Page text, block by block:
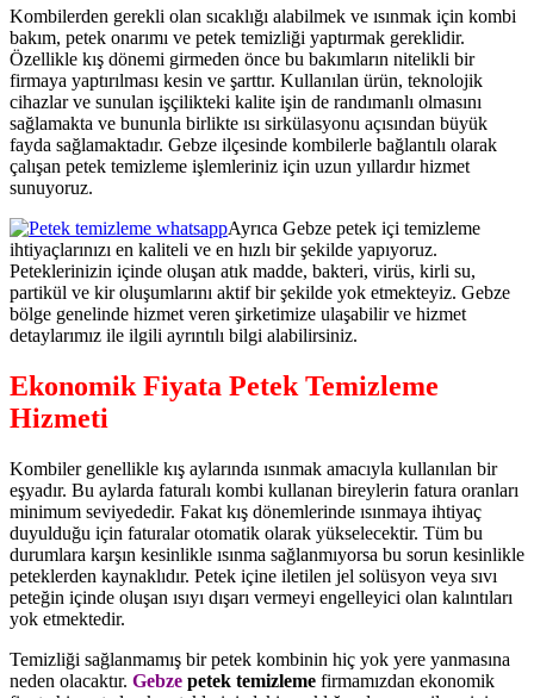
Kombilerden gerekli olan sıcaklığı alabilmek ve ısınmak için kombi
bakım, petek onarımı ve petek temizliği yaptırmak gereklidir.
Özellikle kış dönemi girmeden önce bu bakımların nitelikli bir
firmaya yaptırılması kesin ve şarttır. Kullanılan ürün, teknolojik
cihazlar ve sunulan işçilikteki kalite işin de randımanlı olmasını
sağlamakta ve bununla birlikte ısı sirkülasyonu açısından büyük
fayda sağlamaktadır. Gebze ilçesinde kombilerle bağlantılı olarak
çalışan petek temizleme işlemleriniz için uzun yıllardır hizmet
sunuyoruz.
Ayrıca Gebze petek içi temizleme
ihtiyaçlarınızı en kaliteli ve en hızlı bir şekilde yapıyoruz.
Peteklerinizin içinde oluşan atık madde, bakteri, virüs, kirli su,
partikül ve kir oluşumlarını aktif bir şekilde yok etmekteyiz. Gebze
bölge genelinde hizmet veren şirketimize ulaşabilir ve hizmet
detaylarımız ile ilgili ayrıntılı bilgi alabilirsiniz.
Ekonomik Fiyata Petek Temizleme
Hizmeti
Kombiler genellikle kış aylarında ısınmak amacıyla kullanılan bir
eşyadır. Bu aylarda faturalı kombi kullanan bireylerin fatura oranları
minimum seviyededir. Fakat kış dönemlerinde ısınmaya ihtiyaç
duyulduğu için faturalar otomatik olarak yükselecektir. Tüm bu
durumlara karşın kesinlikle ısınma sağlanmıyorsa bu sorun kesinlikle
peteklerden kaynaklıdır. Petek içine iletilen jel solüsyon veya sıvı
peteğin içinde oluşan ısıyı dışarı vermeyi engelleyici olan kalıntıları
yok etmektedir.
Temizliği sağlanmamış bir petek kombinin hiç yok yere yanmasına
neden olacaktır. Gebze petek temizleme firmamızdan ekonomik